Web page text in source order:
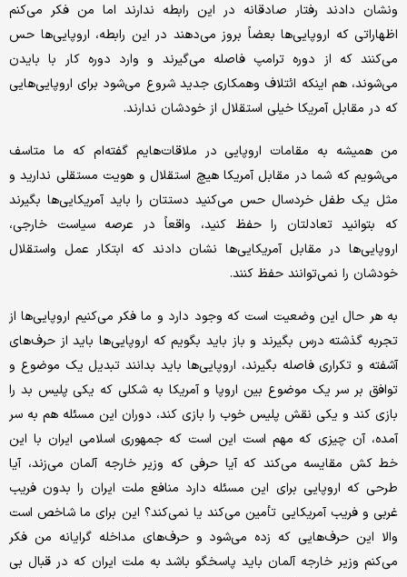
ونشان دادند رفتار صادقانه در این رابطه ندارند اما من فکر می‌کنم
اظهاراتی که اروپایی‌ها بعضاً بروز می‌دهند در این رابطه، اروپایی‌ها حس
می‌کنند که از دوره ترامپ فاصله می‌گیرند و وارد دوره کار با بایدن
می‌شوند، هم اینکه ائتلاف وهمکاری جدید شروع می‌شود برای اروپایی‌هایی
که در مقابل آمریکا خیلی استقلال از خودشان ندارند.
من همیشه به مقامات اروپایی در ملاقات‌هایم گفته‌ام که ما متاسف
می‌شویم که شما در مقابل آمریکا هیچ استقلال و هویت مستقلی ندارید و
مثل یک طفل خردسال حس می‌کنید دستتان را باید آمریکایی‌ها بگیرند
که بتوانید تعادلتان را حفظ کنید، واقعاً در عرصه سیاست خارجی،
اروپایی‌ها در مقابل آمریکایی‌ها نشان دادند که ابتکار عمل واستقلال
خودشان را نمی‌توانند حفظ کنند.
به هر حال این وضعیت است که وجود دارد و ما فکر می‌کنیم اروپایی‌ها از
تجربه گذشته درس بگیرند و باز باید بگویم که اروپایی‌ها باید از حرف‌های
آشفته و تکراری فاصله بگیرند، اروپایی‌ها باید بدانند تبدیل یک موضوع و
توافق بر سر یک موضوع بین اروپا و آمریکا به شکلی که یکی پلیس بد را
بازی کند و یکی نقش پلیس خوب را بازی کند، دوران این مسئله هم به سر
آمده، آن چیزی که مهم است این است که جمهوری اسلامی ایران با این
خط کش مقایسه می‌کند که آیا حرفی که وزیر خارجه آلمان می‌زند، آیا
طرحی که اروپایی برای این مسئله دارد منافع ملت ایران را بدون فریب
غربی و فریب آمریکایی تأمین می‌کند یا نمی‌کند؟ این برای ما شاخص است
والا این حرف‌هایی که زده می‌شود و حرف‌های مداخله گرایانه من فکر
می‌کنم وزیر خارجه آلمان باید پاسخگو باشد به ملت ایران که در قبال بی